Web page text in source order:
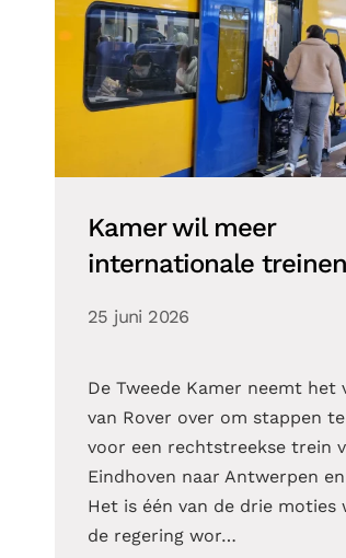
Kamer wil meer
internationale treinen
25 juni 2026
De Tweede Kamer neemt het
van Rover over om stappen
voor een rechtstreekse trein
Eindhoven naar Antwerpen
Het is één van de drie moties
de regering wor…